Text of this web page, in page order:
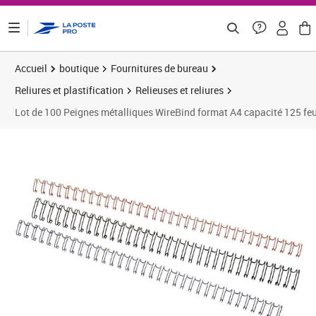
Accueil boutique
Fournitures de bureau
Reliures et plastification
Relieuses et reliures
Lot de 100 Peignes métalliques WireBind format A4 capacité 125